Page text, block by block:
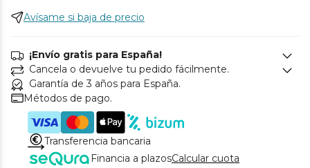
Avísame si baja de precio
¡Envío gratis para España!
Cancela o devuelve tu pedido fácilmente.
Garantía de 3 años para España.
Métodos de pago.
Transferencia bancaria
Financia a plazosCalcular cuota